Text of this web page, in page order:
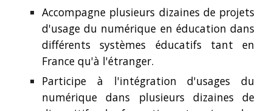
Accompagne plusieurs dizaines de projets
d'usage du numérique en éducation dans
différents systèmes éducatifs tant en
France qu'à l'étranger.
Participe à l'intégration d'usages du
numérique dans plusieurs dizaines de